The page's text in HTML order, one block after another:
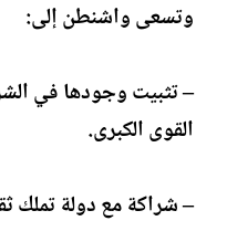
وتسعى واشنطن إلى:
– تثبيت وجودها في
القوى الكبرى.
– شراكة مع دولة تملك